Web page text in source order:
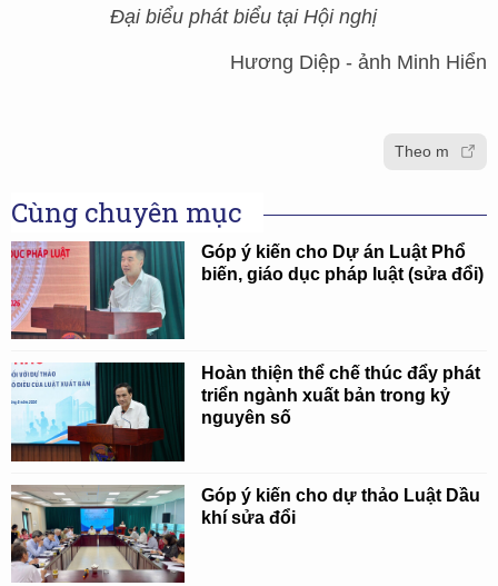
Đại biểu phát biểu tại Hội nghị
Hương Diệp - ảnh Minh Hiển
Theo m
Cùng chuyên mục
Góp ý kiến cho Dự án Luật Phổ
biến, giáo dục pháp luật (sửa đổi)
Hoàn thiện thể chế thúc đẩy phát
triển ngành xuất bản trong kỷ
nguyên số
Góp ý kiến cho dự thảo Luật Dầu
khí sửa đổi